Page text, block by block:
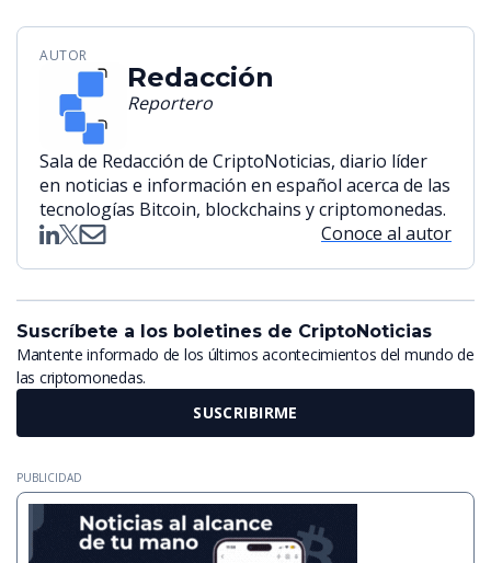
AUTOR
Redacción
Reportero
Sala de Redacción de CriptoNoticias, diario líder
en noticias e información en español acerca de las
tecnologías Bitcoin, blockchains y criptomonedas.
Conoce al autor
Suscríbete a los boletines de CriptoNoticias
Mantente informado de los últimos acontecimientos del mundo de
las criptomonedas.
SUSCRIBIRME
PUBLICIDAD